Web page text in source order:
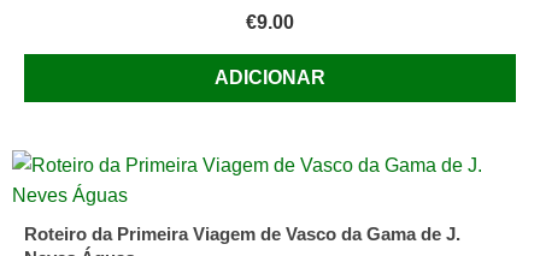
€9.00
ADICIONAR
Roteiro da Primeira Viagem de Vasco da Gama de J.